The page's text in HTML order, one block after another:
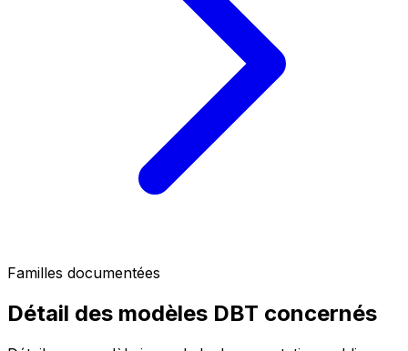
Familles documentées
Détail des modèles DBT concernés